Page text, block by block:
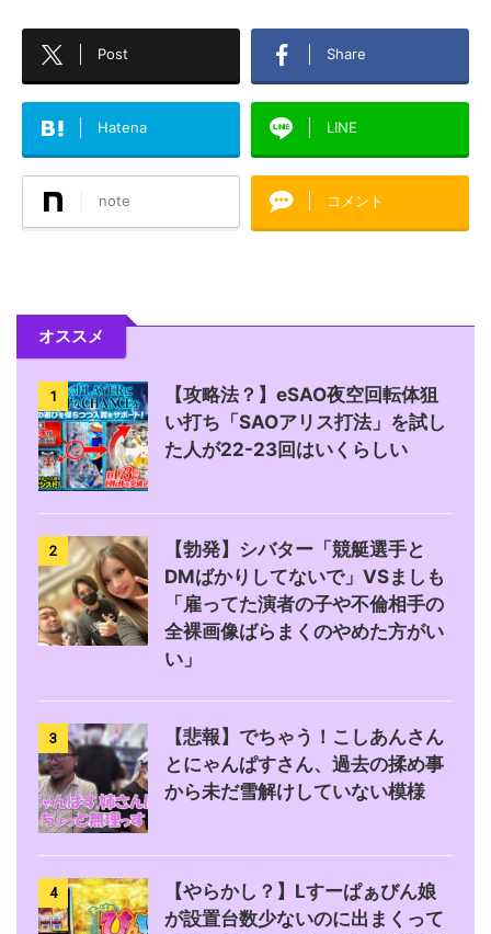
Post Share
Hatena LINE
note コメント
オススメ
1
【攻略法？】eSAO夜空回転体狙
い打ち「SAOアリス打法」を試し
た人が22-23回はいくらしい
2
【勃発】シバター「競艇選手と
DMばかりしてないで」VSましも
「雇ってた演者の子や不倫相手の
全裸画像ばらまくのやめた方がい
い」
3
【悲報】でちゃう！こしあんさん
とにゃんぱすさん、過去の揉め事
から未だ雪解けしていない模様
4
【やらかし？】Lすーぱぁびん娘
が設置台数少ないのに出まくって